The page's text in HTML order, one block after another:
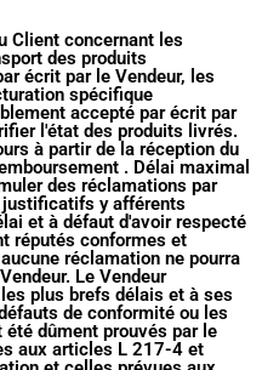
Client concernant les
des produits
écrit par le Vendeur, les
spécifique
accepté par écrit par
l'état des produits livrés.
à partir de la réception du
. Délai maximal
des réclamations par
y afférents
et à défaut d'avoir respecté
réputés conformes et
réclamation ne pourra
Le Vendeur
plus brefs délais et à ses
de conformité ou les
dûment prouvés par le
aux articles L 217-4 et